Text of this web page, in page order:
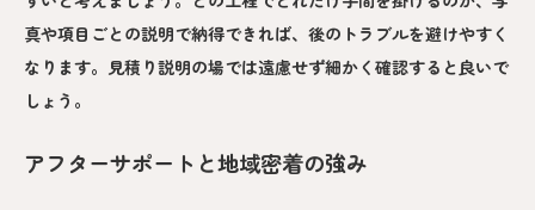
真や項目ごとの説明で納得できれば、後のトラブルを避けやすく
なります。見積り説明の場では遠慮せず細かく確認すると良いで
しょう。
アフターサポートと地域密着の強み